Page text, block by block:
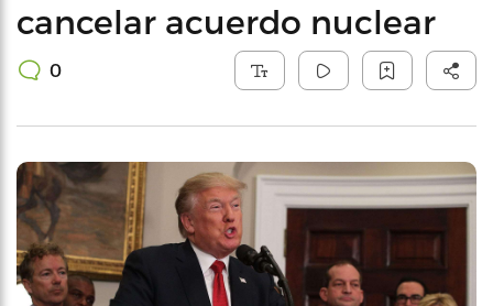
cancelar acuerdo nuclear
0